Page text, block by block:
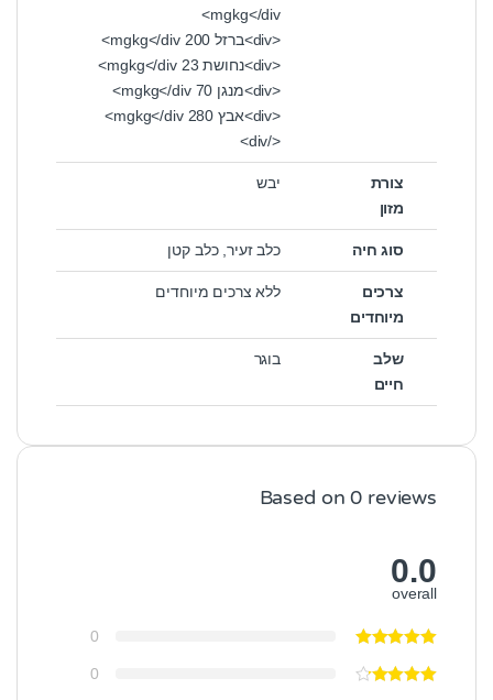
mgkg</div>
<div>ברזל 200 mgkg</div>
<div>נחושת 23 mgkg</div>
<div>מנגן 70 mgkg</div>
<div>אבץ 280 mgkg</div>
</div>
צורת
מזון
יבש
סוג חיה כלב זעיר,כלב קטן
צרכים
מיוחדים
ללא צרכים מיוחדים
שלב
חיים
בוגר
Based on 0 reviews
0.0
overall
0
0